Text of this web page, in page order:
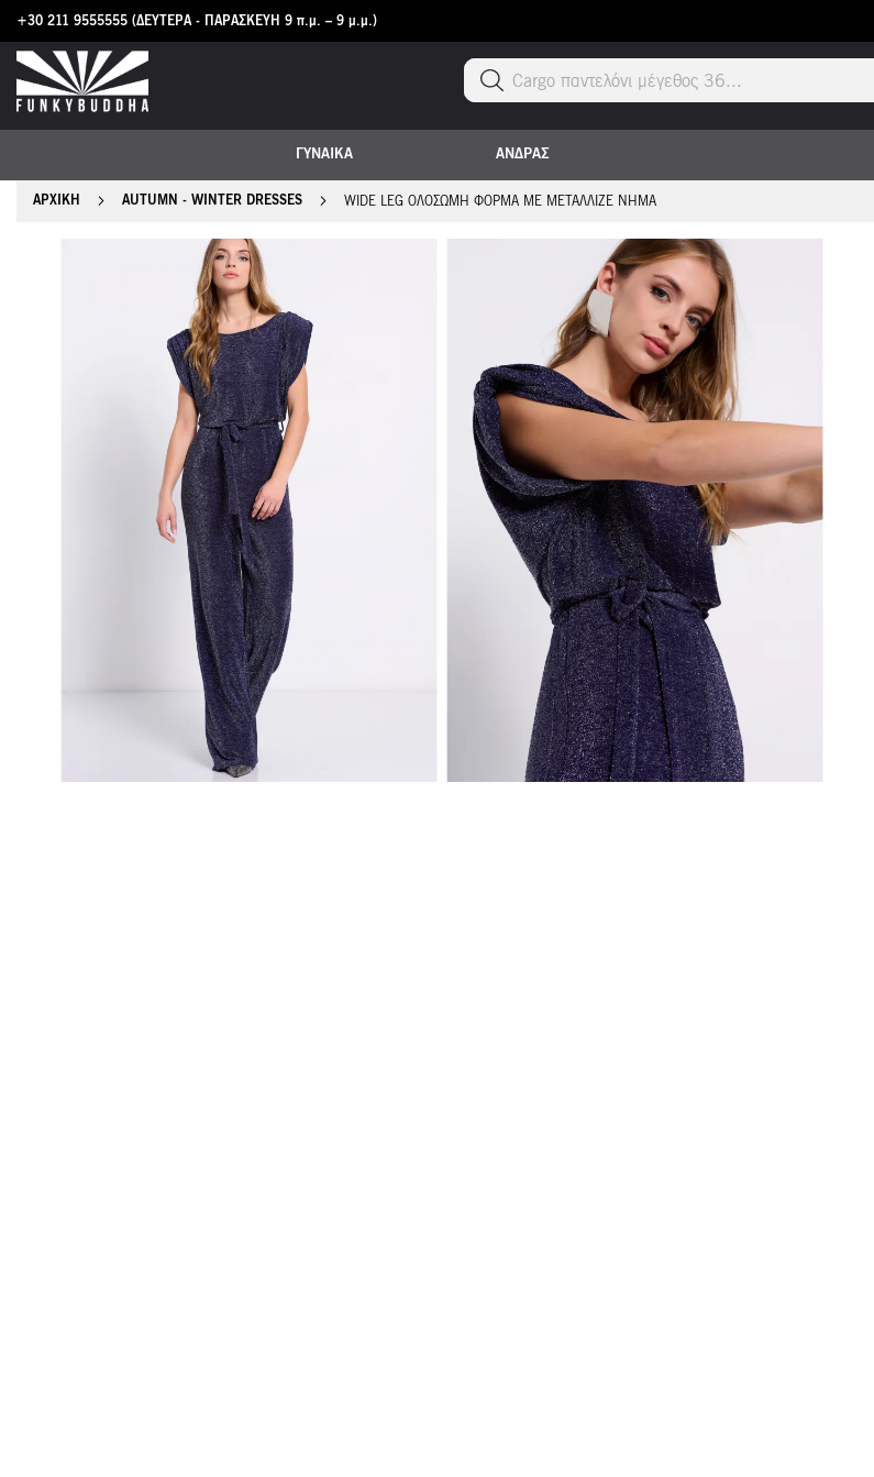
+30 211 9555555 (ΔΕΥΤΕΡΑ - ΠΑΡΑΣΚΕΥΗ 9 π.μ. – 9 μ.μ.)
Μετάβαση
στο
περιεχόμενο
Cargo παντελόνι μέγεθος 36...
ΓΥΝΑΙΚΑ ΑΝΔΡΑΣ
ΑΡΧΙΚΉ AUTUMN - WINTER DRESSES WIDE LEG ΟΛΌΣΩΜΗ ΦΌΡΜΑ ΜΕ ΜΕΤΑΛΛΙΖΈ ΝΉΜΑ